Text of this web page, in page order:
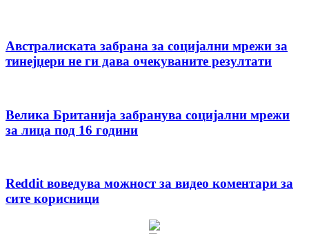
Австралиската забрана за социјални мрежи за
тинејџери не ги дава очекуваните резултати
Велика Британија забранува социјални мрежи
за лица под 16 години
Reddit воведува можност за видео коментари за
сите корисници